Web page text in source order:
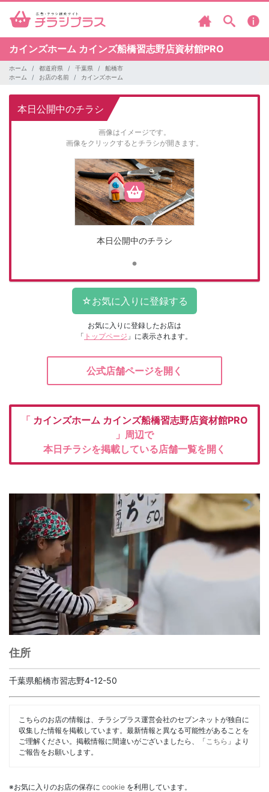
カインズホーム カインズ船橋習志野店資材館PRO
ホーム 都道府県 千葉県
船橋市
ホーム
お店の名前 カインズホーム
本日公開中のチラシ
画像はイメージです。
画像をクリックするとチラシが開きます。
本日公開中のチラシ
お気に入りに登録したお店は
「 トップページ 」に表示されます。
公式店舗ページを開く
「 カインズホーム カインズ船橋習志野店資材館PRO
」周辺で
本日チラシを掲載している店舗一覧を開く
住所
千葉県船橋市習志野4-12-50
こちらのお店の情報は、チラシプラス運営会社のセブンネットが独自に
収集した情報を掲載しています。最新情報と異なる可能性があることを
ご理解ください。掲載情報に間違いがございましたら、「 こちら 」より
ご報告をお願いします。
※お気に入りのお店の保存に cookie を利用しています。